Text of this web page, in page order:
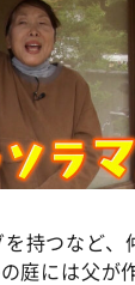
持つなど、
庭には父が